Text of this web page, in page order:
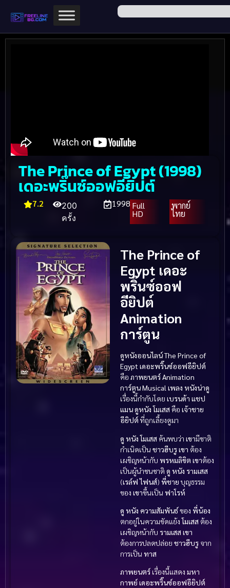
The Prince of Egypt (1998)
เดอะพริ๊นซ์ออฟอียิปต์
7.2
200
ครั้ง
1998 Full
HD
พากย์
ไทย
The Prince of
Egypt เดอะ
พริ๊นซ์ออฟ
อียิปต์
Animation
การ์ตูน
ดูหนังออนไลน์ The Prince of
Egypt เดอะพริ๊นซ์ออฟอียิปต์
คือ ภาพยนตร์ Animation
การ์ตูนMusical เพลง หนังน่าดู
เรื่องนี้กำกับโดย เบรนด้า แชป
แมนดูหนัง โมเสสคือ เจ้าชาย
อียิปต์ที่ถูกเลี้ยงดูมา
ดู หนัง โมเสส ค้นพบว่า เขามีชาติ
กำเนิดเป็น ชาวฮีบรูเขา ต้อง
เผชิญหน้ากับ พรหมลิขิต เขาต้อง
เป็นผู้นำชนชาติ ดู หนัง รามเสส
(เรล์ฟ ไฟนส์) พี่ชาย บุญธรรม
ของ เขาขึ้นเป็น ฟาโรห์
ดู หนัง ความสัมพันธ์ของ พี่น้อง
ตกอยู่ในความขัดแย้งโมเสส ต้อง
เผชิญหน้ากับ รามเสสเขา
ต้องการปลดปล่อย ชาวฮีบรู จาก
การเป็น ทาส
ภาพยนตร์เรื่องนี้แสดง มหา
กาพย์เดอะพริ๊นซ์ออฟอียิปต์